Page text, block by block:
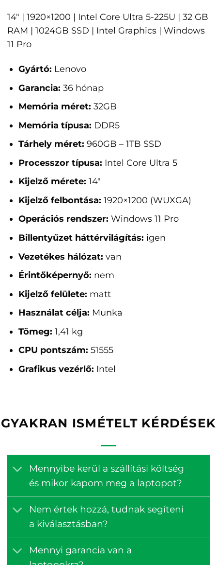
14" | 1920×1200 | Intel Core Ultra 5-225U | 32 GB
RAM | 1024GB SSD | Intel Graphics | Windows
11 Pro
Gyártó: Lenovo
Garancia: 36 hónap
Memória méret: 32GB
Memória típusa: DDR5
Tárhely méret: 960GB – 1TB SSD
Processzor típusa: Intel Core Ultra 5
Kijelző mérete: 14"
Kijelző felbontása: 1920×1200 (WUXGA)
Operációs rendszer: Windows 11 Pro
Billentyűzet háttérvilágítás: igen
Vezetékes hálózat: van
Érintőképernyő: nem
Kijelző felülete: matt
Használat célja: Munka
Tömeg: 1,41 kg
CPU pontszám: 51555
Grafikus vezérlő: Intel
GYAKRAN ISMÉTELT KÉRDÉSEK
Mennyibe kerül a szállítási költség
és mikor kapom meg a laptopot?
Nem értek hozzá, tudnak segíteni
a kiválasztásban?
Mennyi garancia van a